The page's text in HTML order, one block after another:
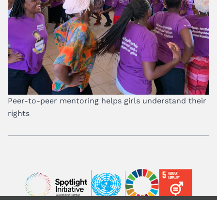
Peer-to-peer mentoring helps girls understand their
rights
Image Image Image